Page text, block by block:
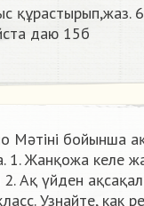
құрастырып,жаз.
даю 15б​
Мәтіні бойынша
1. Жанқожа келе
2. Ақ үйден
Узнайте, как